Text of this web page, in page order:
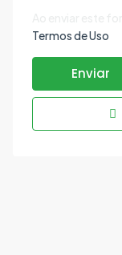
Termos de Uso
Enviar